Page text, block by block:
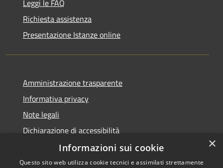
Leggi le FAQ
Richiesta assistenza
Presentazione Istanze online
Amministrazione trasparente
Informativa privacy
Note legali
Dichiarazione di accessibilità
×
Informazioni sui cookie
Questo sito web utilizza cookie tecnici e assimilati strettamente